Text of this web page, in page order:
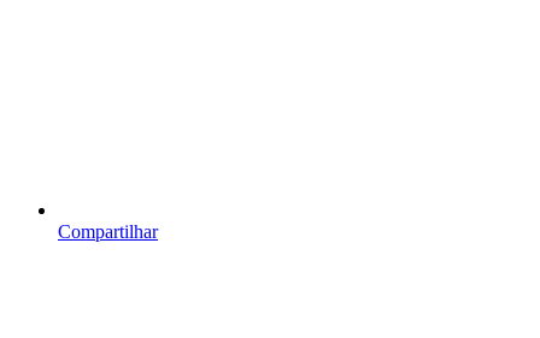
Compartilhar